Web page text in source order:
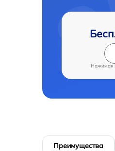
Нажимая
Преимущества